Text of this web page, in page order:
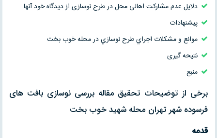
دلایل عدم مشارکت اهالی محل در طرح نوسازی از دیدگاه خود آنها
پیشنهادات
موانع و مشکلات اجراي طرح نوسازي در محله خوب بخت
نتیحه گیری
منبع
برخی از توضیحات تحقیق مقاله بررسی نوسازی بافت های
فرسوده شهر تهران محله شهید خوب بخت
قدمه